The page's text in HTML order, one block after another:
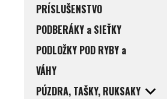
PRÍSLUŠENSTVO
PODBERÁKY a SIEŤKY
PODLOŽKY POD RYBY a
VÁHY
PÚZDRA, TAŠKY, RUKSAKY